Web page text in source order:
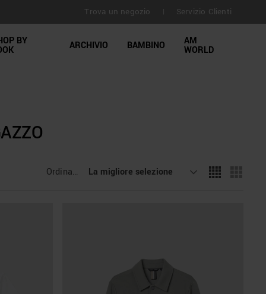
a 30 giorni Trova un negozio Servizio Clienti
BY ARCHIVIO BAMBINO AM
WORLD
Ordinamento La migliore selezione